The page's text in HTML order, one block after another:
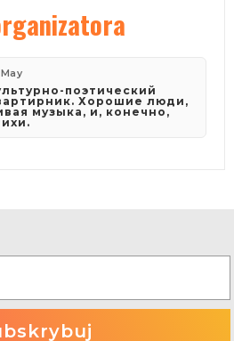
поэтический
Хорошие люди,
музыка, и, конечно,